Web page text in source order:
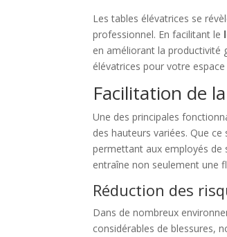
Les tables élévatrices se
professionnel. En facilitant le
en améliorant la productivité
élévatrices pour votre
Facilitation de
Une des principales
des hauteurs variées. Que
permettant aux employés de
entraîne non seulement une
Réduction des
Dans de nombreux
considérables de blessures,